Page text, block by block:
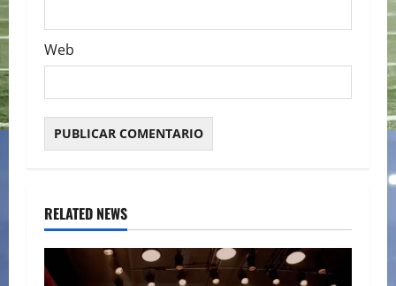
Web
RELATED NEWS